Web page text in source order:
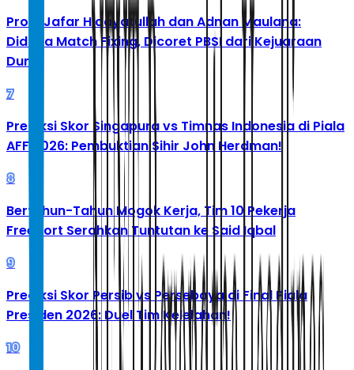
Profil Jafar Hidayatullah dan Adnan Maulana:
Diduga Match Fixing, Dicoret PBSI dari Kejuaraan
Dunia
7
Prediksi Skor Singapura vs Timnas Indonesia di Piala
AFF 2026: Pembuktian Sihir John Herdman!
8
Bertahun-Tahun Mogok Kerja, Tim 10 Pekerja
Freeport Serahkan Tuntutan ke Said Iqbal
9
Prediksi Skor Persib vs Persebaya di Final Piala
Presiden 2026: Duel Tim Kelelahan!
10